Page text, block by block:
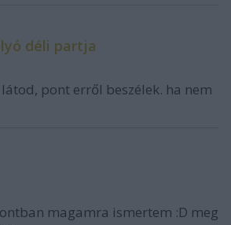
déli partja
látod, pont erről beszélek. ha nem
magamra ismertem :D meg